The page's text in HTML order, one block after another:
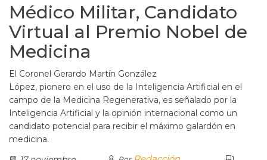
Médico Militar, Candidato
Virtual al Premio Nobel de
Medicina
El Coronel Gerardo Martín González
López, pionero en el uso de la Inteligencia Artificial en el
campo de la Medicina Regenerativa, es señalado por la
Inteligencia Artificial y la opinión internacional como un
candidato potencial para recibir el máximo galardón en
medicina.